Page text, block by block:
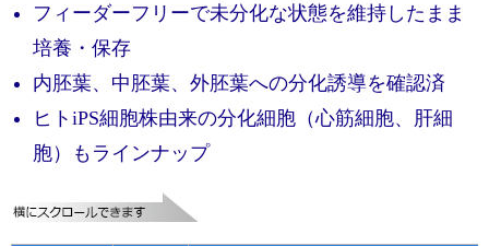
ラーニングセンター
リアルタイムPCR実験ガイド
遺伝子検査ガイド（食品・水質・家畜他）
NGSポータルサイト
フィーダーフリーで未分化な状態を維持したまま
培養・保存
内胚葉、中胚葉、外胚葉への分化誘導を確認済
ヒトiPS細胞株由来の分化細胞（心筋細胞、肝細
胞）もラインナップ